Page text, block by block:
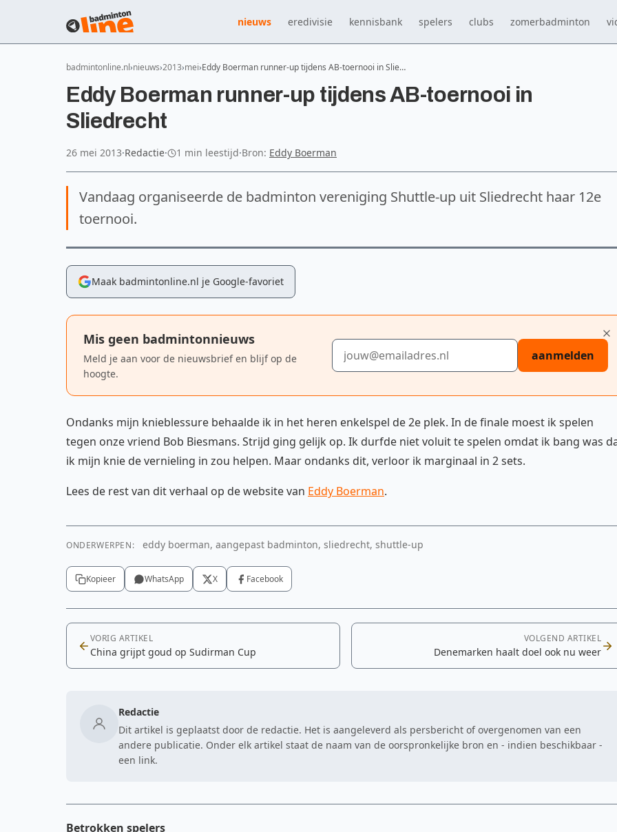
nieuws eredivisie kennisbank spelers clubs zomerbadminton
badmintonline.nl nieuws 2013 mei Eddy Boerman runner-up tijdens AB-toernooi in Slie…
Eddy Boerman runner-up tijdens AB-toernooi in
Sliedrecht
26 mei 2013·Redactie· 1 min leestijd·Bron: Eddy Boerman
Vandaag organiseerde de badminton vereniging Shuttle-up uit Sliedrecht haar 12e
toernooi.
Maak badmintonline.nl je Google-favoriet
Mis geen badmintonnieuws
Meld je aan voor de nieuwsbrief en blijf op de
hoogte.
E-mailadres
aanmelden
Ondanks mijn knieblessure behaalde ik in het heren enkelspel de 2e plek. In de finale moest ik spelen
tegen onze vriend Bob Biesmans. Strijd ging gelijk op. Ik durfde niet voluit te spelen omdat ik bang was
ik mijn knie de vernieling in zou helpen. Maar ondanks dit, verloor ik marginaal in 2 sets.
Lees de rest van dit verhaal op de website van Eddy Boerman.
ONDERWERPEN: eddy boerman, aangepast badminton, sliedrecht, shuttle-up
Kopieer WhatsApp X Facebook
VORIG ARTIKEL
China grijpt goud op Sudirman Cup
VOLGEND ARTIKEL
Denemarken haalt doel ook nu weer
Redactie
Dit artikel is geplaatst door de redactie. Het is aangeleverd als persbericht of overgenomen van een
andere publicatie. Onder elk artikel staat de naam van de oorspronkelijke bron en - indien beschikbaar -
een link.
Betrokken spelers